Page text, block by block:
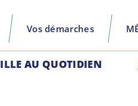
Vos démarches
AU QUOTIDIEN